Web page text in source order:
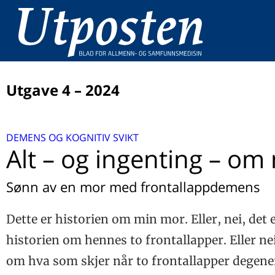
Utgave 4 – 2024
A new procedure every day, James!
DEMENS OG KOGNITIV SVIKT
Alt – og ingenting – om min mor
Nye ressurser for bedre utredning og oppfølging av
personer med demens
Tverrfaglig samarbeid i utredning og oppfølging av
pasienter med demens
Hva er Alzheimers sykdom?
BEHANDLING
Slik kan du gi enda bedre hjelp til artrosepasientene
Exercise-induced laryngeal obstruction (EILO)
BETRAKTNING
Tanker om en kry doktor på den ytterste, nakne øy
KORONASITUASJONEN
Koronaviruspandemien er bak oss, hva nå?
MEDISINSK HISTORIE
Armauer Hansen løyste lepra-gåta, men gløymde
DEMENS OG KOGNITIV SVIKT
Alt – og ingenting –
Sønn av en mor med frontallappdemens
Dette er historien om min mor. Eller, nei, det
historien om hennes to frontallapper. Eller
om hva som skjer når to frontallapper